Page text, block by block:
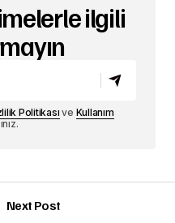
ilgili
Politikasıve Kullanım
Next Post